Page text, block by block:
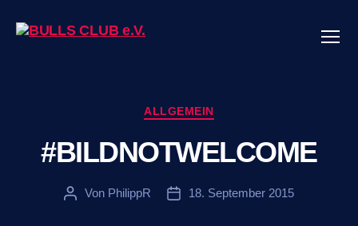
Kategorien
ALLGEMEIN
#BILDNOTWELCOME
Beitragsautor
Von PhilippR Veröffentlichungsdatum
18. September 2015